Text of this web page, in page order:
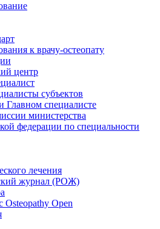
к врачу-остеопату
центр
субъектов
Главном специалисте
министерства
федерации по специальности
лечения
журнал (РОЖ)
Open